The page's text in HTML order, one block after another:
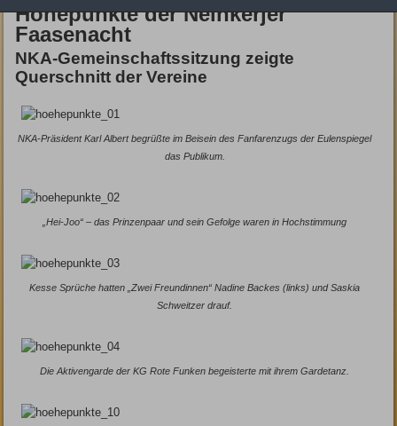
Höhepunkte der Neinkerjer
Faasenacht
NKA-Gemeinschaftssitzung zeigte
Querschnitt der Vereine
NKA-Präsident Karl Albert begrüßte im Beisein des Fanfarenzugs der Eulenspiegel
das Publikum.
„Hei-Joo“ – das Prinzenpaar und sein Gefolge waren in Hochstimmung
Kesse Sprüche hatten „Zwei Freundinnen“ Nadine Backes (links) und Saskia
Schweitzer drauf.
Die Aktivengarde der KG Rote Funken begeisterte mit ihrem Gardetanz.